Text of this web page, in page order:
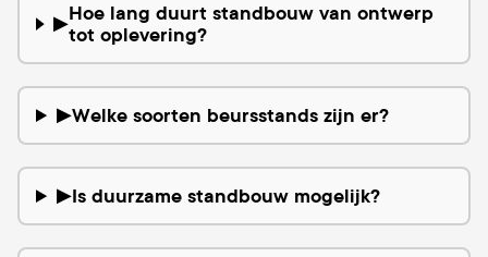
▶Hoe lang duurt standbouw van ontwerp
tot oplevering?
▶Welke soorten beursstands zijn er?
▶Is duurzame standbouw mogelijk?